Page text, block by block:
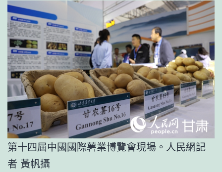
第十四屆中國國際薯業博覽會現場。人民網記
者 黃帆攝